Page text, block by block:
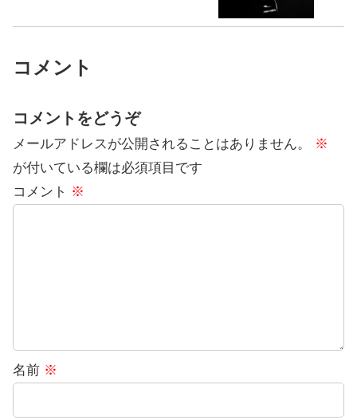
コメント
コメントをどうぞ
メールアドレスが公開されることはありません。
※
が付いている欄は必須項目です
コメント ※
名前 ※